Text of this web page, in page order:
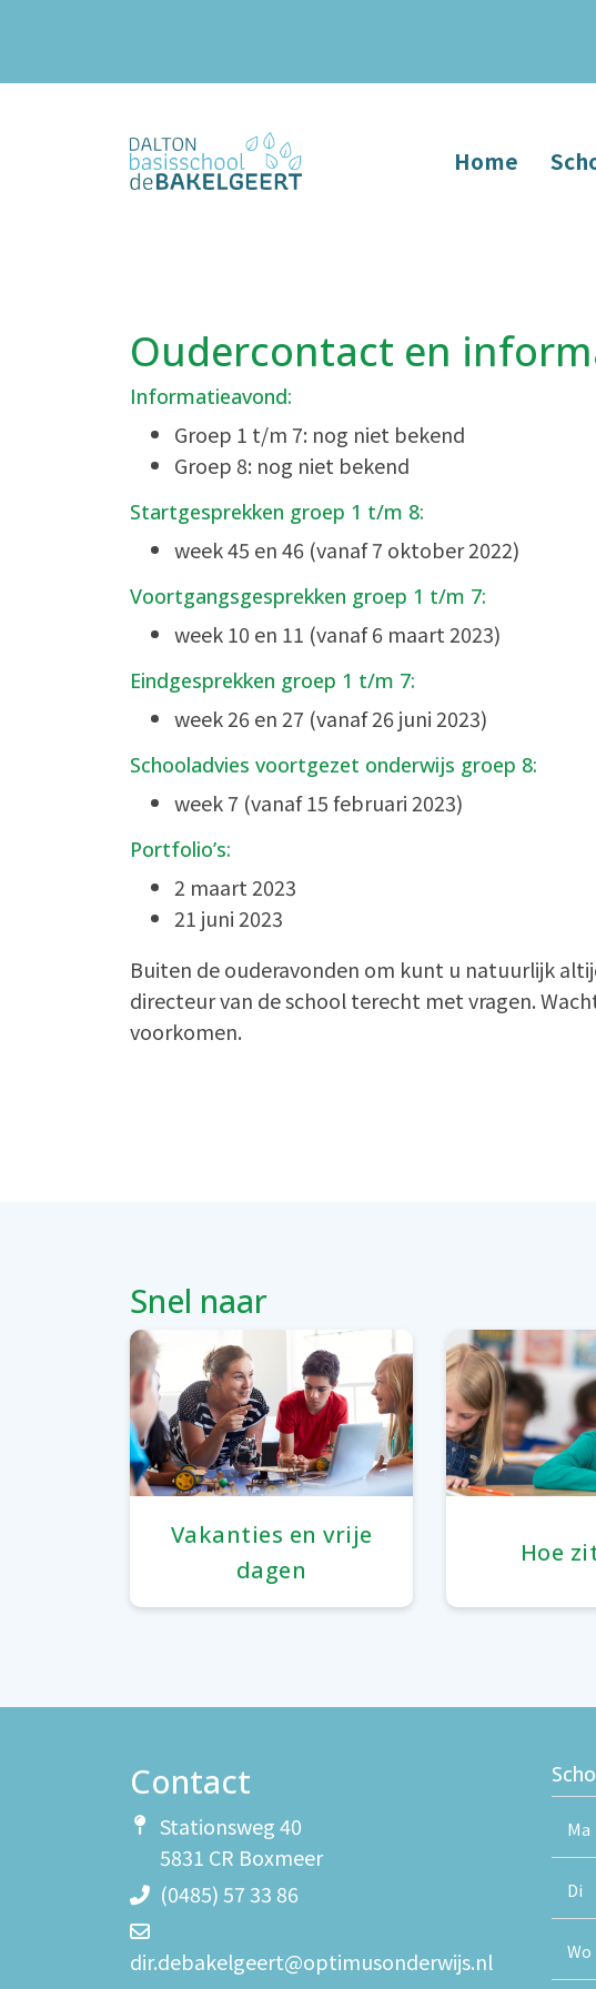
Home
Oudercontact en
Informatieavond:
Groep 1 t/m 7: nog niet bekend
Groep 8: nog niet bekend
Startgesprekken groep 1 t/m 8:
week 45 en 46 (vanaf 7 oktober 2022)
Voortgangsgesprekken groep 1 t/m 7:
week 10 en 11 (vanaf 6 maart 2023)
Eindgesprekken groep 1 t/m 7:
week 26 en 27 (vanaf 26 juni 2023)
Schooladvies voortgezet onderwijs groep 8:
week 7 (vanaf 15 februari 2023)
Portfolio’s:
2 maart 2023
21 juni 2023
Buiten de ouderavonden om kunt u natuurlijk
directeur van de school terecht met vragen.
voorkomen.
Snel naar
Vakanties en vrije
dagen
Hoe
Contact
Stationsweg 40
5831 CR Boxmeer
(0485) 57 33 86
dir.debakelgeert@optimusonderwijs.nl
Ma
Di
Wo